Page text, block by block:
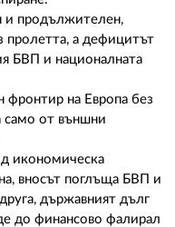
и продължителен,
пролетта, а дефицитът
БВП и националната
фронтир на Европа без
само от външни
икономическа
вносът поглъща БВП и
държавният дълг
до финансово фалирал